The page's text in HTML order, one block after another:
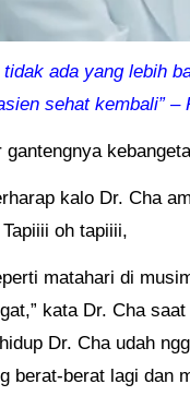
tidak ada yang lebih
sehat kembali” –
gantengnya
kalo Dr. Cha
oh tapiiii,
matahari di
kata Dr. Cha
Dr. Cha udah
berat-berat lagi dan